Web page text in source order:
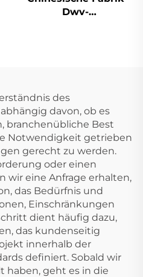
Dwv-
des
davon, ob es
branchenübliche Best
Notwendigkeit getrieben
gerecht zu werden.
oder einen
wir eine Anfrage erhalten,
das Bedürfnis und
Einschränkungen
dient häufig dazu,
das kundenseitig
innerhalb der
definiert. Sobald wir
haben, geht es in die